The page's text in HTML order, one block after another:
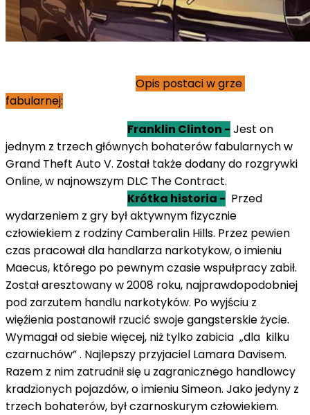
Opis postaci w grze
fabularnej:
Franklin Clinton - Jest on
jednym z trzech głównych bohaterów fabularnych w
Grand Theft Auto V. Został także dodany do rozgrywki
Online, w najnowszym DLC The Contract.
Krótka historia - Przed
wydarzeniem z gry był aktywnym fizycznie
człowiekiem z rodziny Camberalin Hills. Przez pewien
czas pracował dla handlarza narkotykow, o imieniu
Maecus, którego po pewnym czasie wspułpracy zabił.
Został aresztowany w 2008 roku, najprawdopodobniej
pod zarzutem handlu narkotyków. Po wyjściu z
więźienia postanowił rzucić swoje gangsterskie życie.
Wymagał od siebie więcej, niż tylko zabicia „dla kilku
czarnuchów” . Najlepszy przyjaciel Lamara Davisem.
Razem z nim zatrudnił się u zagranicznego handlowcy
kradzionych pojazdów, o imieniu Simeon. Jako jedyny z
trzech bohaterów, był czarnoskurym człowiekiem.